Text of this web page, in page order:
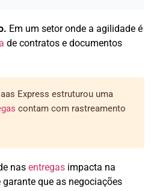
Em um setor onde a agilidade é
de contratos e documentos
Express estruturou uma
contam com rastreamento
nas entregas impacta na
que as negociações